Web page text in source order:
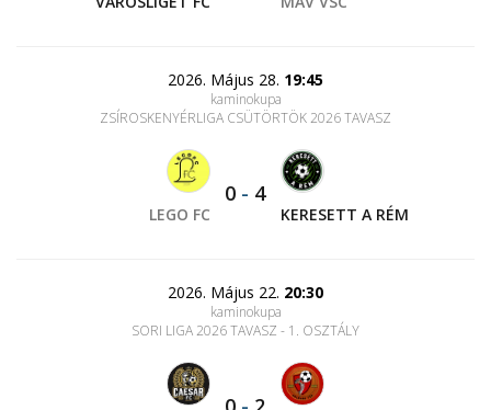
2026. Május 28. 19:45
kaminokupa
ZSÍROSKENYÉRLIGA CSÜTÖRTÖK 2026 TAVASZ
LEGO FC
0 - 4
KERESETT A RÉM
2026. Május 22. 20:30
kaminokupa
SORI LIGA 2026 TAVASZ - 1. OSZTÁLY